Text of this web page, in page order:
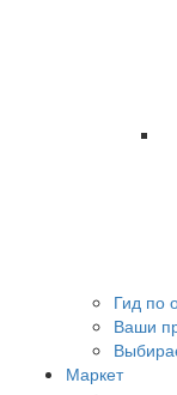
Гид по
Ваши
Маркет